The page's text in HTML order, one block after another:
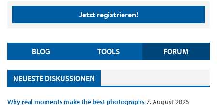
Jetzt registrieren!
BLOG TOOLS FORUM
NEUESTE DISKUSSIONEN
Why real moments make the best photographs7. August 2026